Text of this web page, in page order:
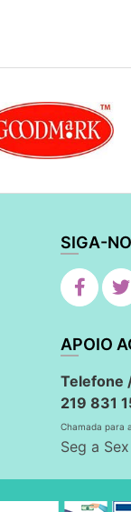
SIGA-
APOIO
Telefone
219 831
Chamada para
Seg a